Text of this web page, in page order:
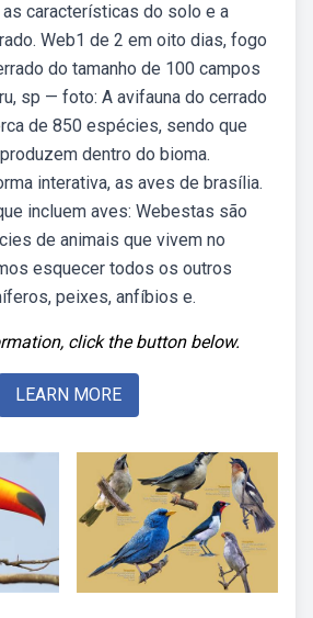
características do solo e a
Web1 de 2 em oito dias, fogo
do tamanho de 100 campos
sp — foto: A avifauna do cerrado
de 850 espécies, sendo que
dentro do bioma.
interativa, as aves de brasília.
incluem aves: Webestas são
de animais que vivem no
esquecer todos os outros
peixes, anfíbios e.
click the button below.
LEARN MORE